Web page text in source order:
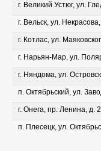
г. Великий Устюг, ул.
г. Вельск, ул.
г. Котлас, ул.
г. Нарьян-Мар, ул.
г. Няндома, ул.
п. Октябрьский, ул.
г. Онега, пр. Ленина, д.
п. Плесецк, ул.